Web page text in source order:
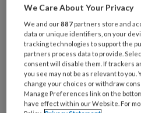
Wat
is
je
e-
mailadres?
* *
Kies
je
wachtwoord* *
Kies
We Care About Your Privacy
We and our887 partners store and
data or unique identifiers, on your
tracking technologies to support the
partners process data to provide.
consent will disable them. If trackers
you see may not be as relevant to
change your choices or withdraw
Manage Preferences link on the
have effect within our Website. For